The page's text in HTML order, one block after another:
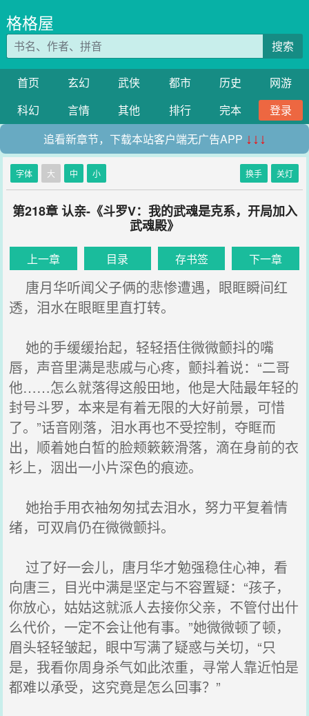
格格屋
搜索
首页 玄幻 武侠 都市 历史
网游
科幻
言情 其他 排行 完本
登录
追看新章节，下载本站客户端无广告APP ↓↓↓
字体 大 中 小 换手 关灯
第218章 认亲-《斗罗V：我的武魂是克系，开局加入
武魂殿》
上一章 目录 存书签 下一章
唐月华听闻父子俩的悲惨遭遇，眼眶瞬间红
透，泪水在眼眶里直打转。
她的手缓缓抬起，轻轻捂住微微颤抖的嘴
唇，声音里满是悲戚与心疼，颤抖着说：“二哥
他……怎么就落得这般田地，他是大陆最年轻的
封号斗罗，本来是有着无限的大好前景，可惜
了。”话音刚落，泪水再也不受控制，夺眶而
出，顺着她白皙的脸颊簌簌滑落，滴在身前的衣
衫上，洇出一小片深色的痕迹。
她抬手用衣袖匆匆拭去泪水，努力平复着情
绪，可双肩仍在微微颤抖。
过了好一会儿，唐月华才勉强稳住心神，看
向唐三，目光中满是坚定与不容置疑：“孩子，
你放心，姑姑这就派人去接你父亲，不管付出什
么代价，一定不会让他有事。”她微微顿了顿，
眉头轻轻皱起，眼中写满了疑惑与关切，“只
是，我看你周身杀气如此浓重，寻常人靠近怕是
都难以承受，这究竟是怎么回事？”